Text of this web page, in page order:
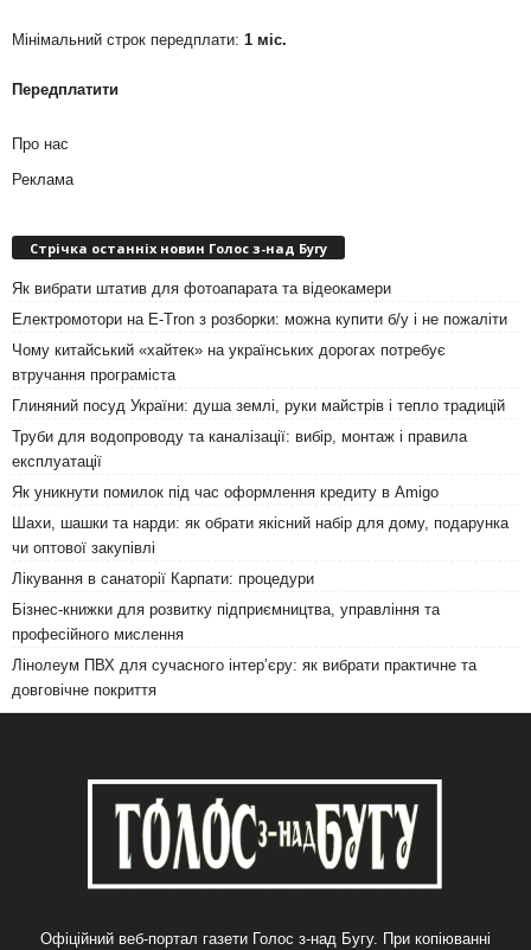
Мінімальний строк передплати: 1 міс.
Передплатити
Про нас
Реклама
Стрічка останніх новин Голос з-над Бугу
Як вибрати штатив для фотоапарата та відеокамери
Електромотори на E-Tron з розборки: можна купити б/у і не пожаліти
Чому китайський «хайтек» на українських дорогах потребує
втручання програміста
Глиняний посуд України: душа землі, руки майстрів і тепло традицій
Труби для водопроводу та каналізації: вибір, монтаж і правила
експлуатації
Як уникнути помилок під час оформлення кредиту в Amigo
Шахи, шашки та нарди: як обрати якісний набір для дому, подарунка
чи оптової закупівлі
Лікування в санаторії Карпати: процедури
Бізнес-книжки для розвитку підприємництва, управління та
професійного мислення
Лінолеум ПВХ для сучасного інтер’єру: як вибрати практичне та
довговічне покриття
Офіційний веб-портал газети Голос з-над Бугу. При копіюванні